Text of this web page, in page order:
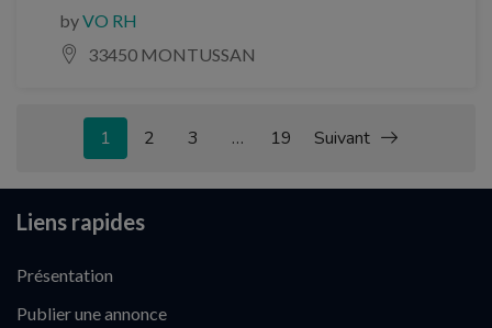
byVO RH
33450 MONTUSSAN
1 2 3 … 19 Suivant
Liens rapides
Présentation
Publier une annonce